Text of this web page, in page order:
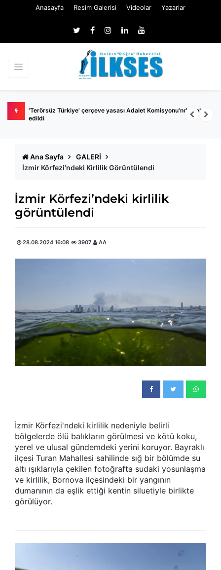
Anasayfa Resim Galerisi Videolar Yazarlar
Komisyonu'nda kabul Plaj giriş ücretleri vatandaşı denizden kopardı
Ana Sayfa
GALERİ
İzmir Körfezi’ndeki Kirlilik Görüntülendi
İzmir Körfezi’ndeki kirlilik
görüntülendi
28.08.2024 16:08 3907 AA
İzmir Körfezi'ndeki kirlilik nedeniyle belirli
bölgelerde ölü balıkların görülmesi ve kötü koku,
yerel ve ulusal gündemdeki yerini koruyor. Bayraklı
ilçesi Turan Mahallesi sahilinde sığ bir bölümde su
altı ışıklarıyla çekilen fotoğrafta sudaki yosunlaşma
ve kirlilik, Bornova ilçesindeki bir yangının
dumanının da eşlik ettiği kentin siluetiyle birlikte
görülüyor.